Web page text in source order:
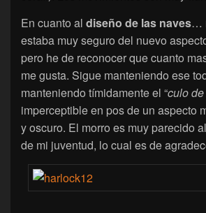
En cuanto al diseño de las naves…
estaba muy seguro del nuevo
pero he de reconocer que cuanto
me gusta. Sigue manteniendo ese
manteniendo tímidamente el “culo
imperceptible en pos de un aspecto
y oscuro. El morro es muy parecido
de mi juventud, lo cual es de